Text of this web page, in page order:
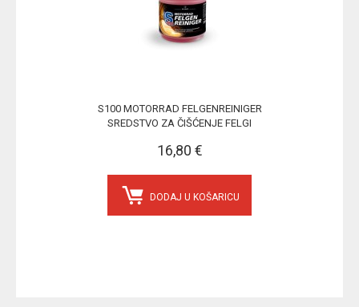
S100 MOTORRAD FELGENREINIGER
SREDSTVO ZA ČIŠĆENJE FELGI
16,80 €
DODAJ U KOŠARICU